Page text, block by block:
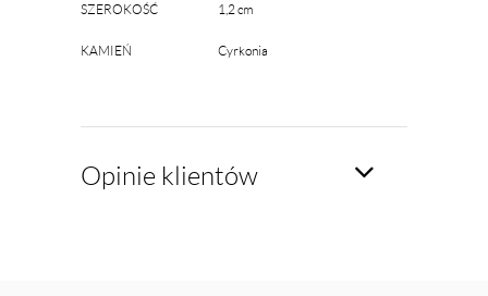
SZEROKOŚĆ 1,2 cm
KAMIEŃ Cyrkonia
Opinie klientów